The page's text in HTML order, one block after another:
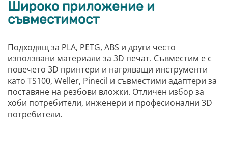
Широко приложение и
съвместимост
Подходящ за PLA, PETG, ABS и други често
използвани материали за 3D печат. Съвместим е с
повечето 3D принтери и нагряващи инструменти
като TS100, Weller, Pinecil и съвместими адаптери за
поставяне на резбови вложки. Отличен избор за
хоби потребители, инженери и професионални 3D
потребители.